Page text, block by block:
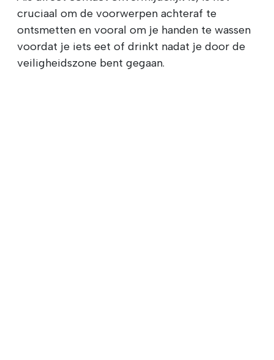
cruciaal om de voorwerpen achteraf te
ontsmetten en vooral om je handen te wassen
voordat je iets eet of drinkt nadat je door de
veiligheidszone bent gegaan.